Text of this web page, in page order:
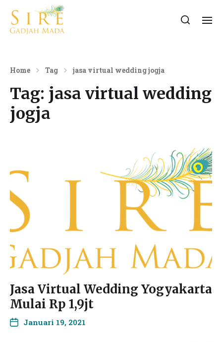
Home Tag jasa virtual wedding jogja
Tag: jasa virtual wedding
jogja
Jasa Virtual Wedding Yogyakarta
Mulai Rp 1,9jt
Januari 19, 2021